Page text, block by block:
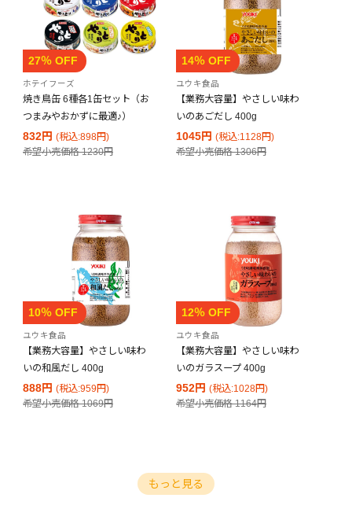
27％ OFF
ホテイフーズ
焼き鳥缶 6種各1缶セット（お
つまみやおかずに最適♪）
832円 (税込:898円)
希望小売価格1230円
14％ OFF
ユウキ食品
【業務大容量】やさしい味わ
いのあごだし 400g
1045円 (税込:1128円)
希望小売価格1306円
10％ OFF
ユウキ食品
【業務大容量】やさしい味わ
いの和風だし 400g
888円 (税込:959円)
希望小売価格1069円
12％ OFF
ユウキ食品
【業務大容量】やさしい味わ
いのガラスープ 400g
952円 (税込:1028円)
希望小売価格1164円
もっと見る